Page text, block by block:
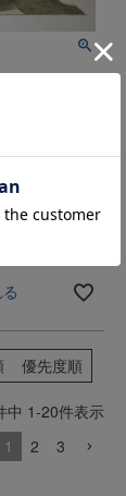
｜全
床暖対
ェ価格
優先度順
中 1-20件表示
1
2 3